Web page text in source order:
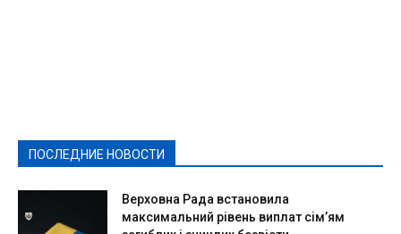
ПОСЛЕДНИЕ НОВОСТИ
Верховна Рада встановила
максимальний рівень виплат сім’ям